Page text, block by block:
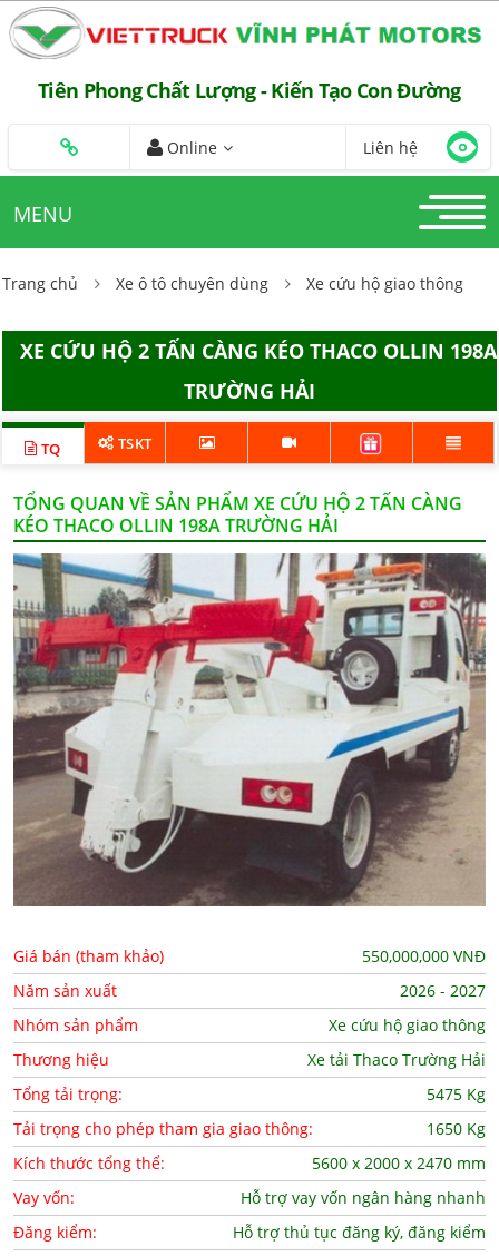
Tiên Phong Chất Lượng - Kiến Tạo Con Đường
Online Liên hệ
MENU
Trang chủ Xe ô tô chuyên dùng Xe cứu hộ giao thông
XE CỨU HỘ 2 TẤN CÀNG KÉO THACO OLLIN 198A
TRƯỜNG HẢI
TQ TSKT
TỔNG QUAN VỀ SẢN PHẨM XE CỨU HỘ 2 TẤN CÀNG
KÉO THACO OLLIN 198A TRƯỜNG HẢI
Giá bán (tham khảo) 550,000,000 VNĐ
Năm sản xuất
2026 - 2027
Nhóm sản phẩm
Xe cứu hộ giao thông
Thương hiệu
Xe tải Thaco Trường Hải
Tổng tải trọng:
5475 Kg
Tải trọng cho phép tham gia giao thông:
1650 Kg
Kích thước tổng thể:
5600 x 2000 x 2470 mm
Vay vốn:
Hỗ trợ vay vốn ngân hàng nhanh
Đăng kiểm:
Hỗ trợ thủ tục đăng ký, đăng kiểm